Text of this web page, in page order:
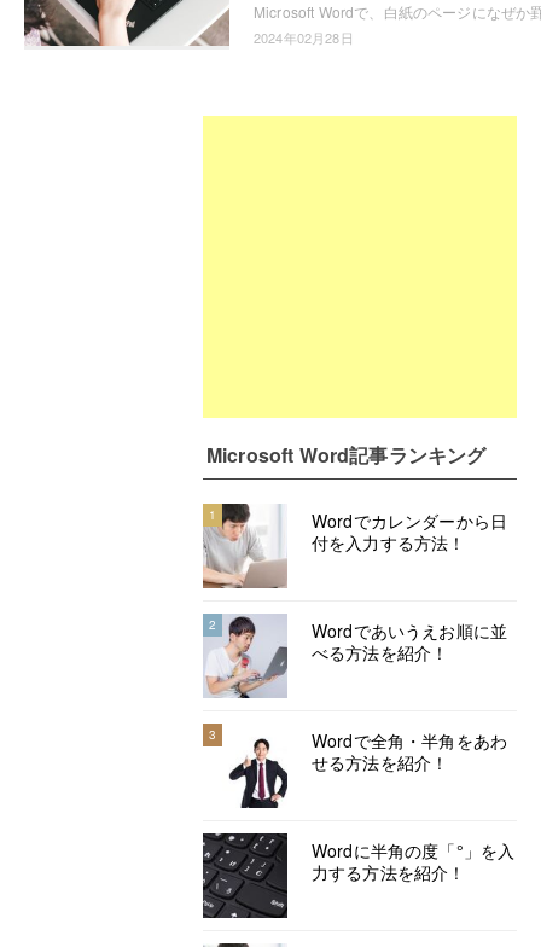
2024年02月28日
Microsoft Word記事ランキング
1
Wordでカレンダーから日
付を入力する方法！
2
Wordであいうえお順に並
べる方法を紹介！
3
Wordで全角・半角をあわ
せる方法を紹介！
Wordに半角の度「°」を入
力する方法を紹介！